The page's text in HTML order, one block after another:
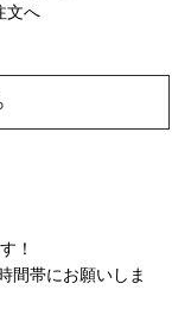
文へ
！
間帯にお願いしま